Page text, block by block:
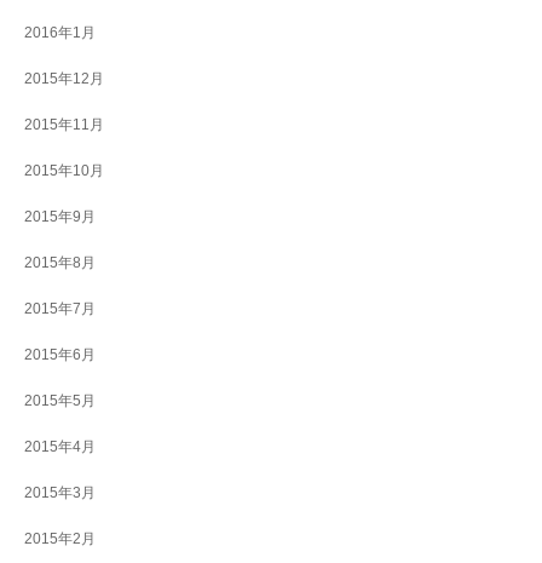
2016年1月
2015年12月
2015年11月
2015年10月
2015年9月
2015年8月
2015年7月
2015年6月
2015年5月
2015年4月
2015年3月
2015年2月